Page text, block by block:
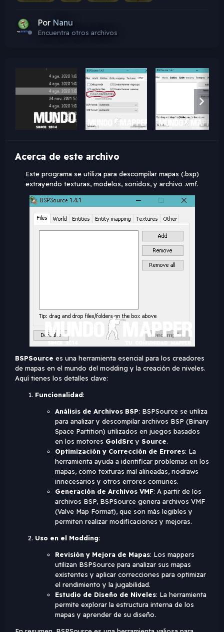
Por Nanu
Encuentra otros archivos
Acerca de este archivo
Este programa se utiliza para descompilar mapas (.bsp)
extrayendo texturas, modelos, sonidos, y archivo .vmf.
BSPSource es una herramienta esencial para los creadores
de mapas en el mundo del modding y la creación de niveles.
Aquí tienes los detalles clave:
Funcionalidad:
Análisis de Archivos BSP: BSPSource se utiliza
para analizar y descompilar archivos BSP (Binary
Space Partition) utilizados en juegos basados
en los motores GoldSrcy Source.
Optimización y Corrección de Errores: La
herramienta ayuda a identificar problemas en los
mapas, como texturas mal alineadas, nodraws
innecesarios y otros errores comunes.
Generación de Archivos VMF: A partir de los
archivos BSP, BSPSource genera archivos VMF
(Valve Map Format), que son más legibles y
permiten realizar modificaciones y mejoras.
Uso en el Modding:
Revisión y Mejora de Mapas: Los mappers
utilizan BSPSource para analizar sus mapas
existentes y aplicar correcciones para optimizar
el rendimiento y la jugabilidad.
Estudio de Diseño de Niveles: La herramienta
permite explorar la estructura interna de los
mapas y aprender de su diseño.